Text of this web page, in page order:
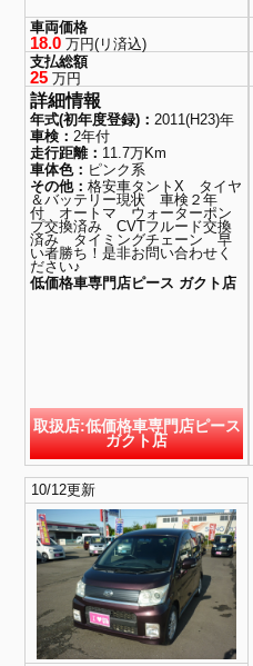
車両価格
18.0 万円(リ済込)
支払総額
25 万円
詳細情報
年式(初年度登録)： 2011(H23)年
車検： 2年付
走行距離： 11.7万Km
車体色： ピンク系
その他：格安車タントX タイヤ
＆バッテリー現状 車検２年
付 オートマ ウォーターポン
プ交換済み CVTフルード交換
済み タイミングチェーン 早
い者勝ち！是非お問い合わせく
ださい♪
低価格車専門店ピース ガクト店
取扱店:低価格車専門店ピース
ガクト店
10/12更新